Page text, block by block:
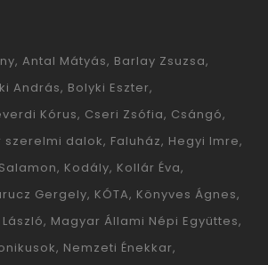
Antal Mátyás Barlay Zsuzsa
András Bolyki Eszter
Kórus Cseri Zsófia Csángó
dalok Faluház Hegyi Imre
Kodály Kollár Éva
Gergely KÓTA Könyves Ágnes
Magyar Állami Népi Együttes
Nemzeti Énekkar